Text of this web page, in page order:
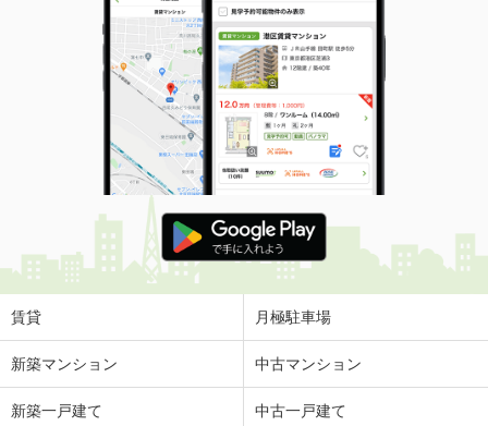
岐阜県各務原市つつじが丘５
価 格
1,650万円
住 所
岐阜県各務原市つつじが丘５
建物面積 155.68m²
土地面積 223.1m²
岐阜県関市星ケ丘
価 格
1,149万円
住 所
岐阜県関市星ケ丘
建物面積
201.59m²
岐阜県岐阜市小野
1,298万円
賃貸 月極駐車場
新築マンション 中古マンション
新築一戸建て 中古一戸建て